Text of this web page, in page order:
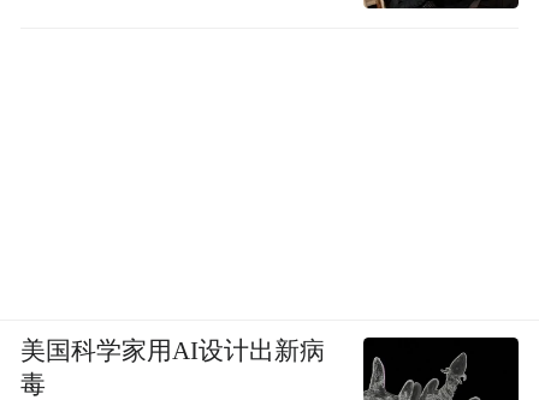
美国科学家用AI设计出新病
毒